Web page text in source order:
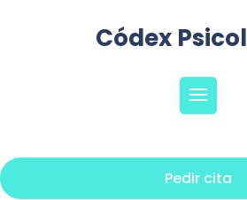
Códex
Pedir cita